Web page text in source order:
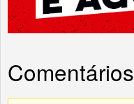
Comentários